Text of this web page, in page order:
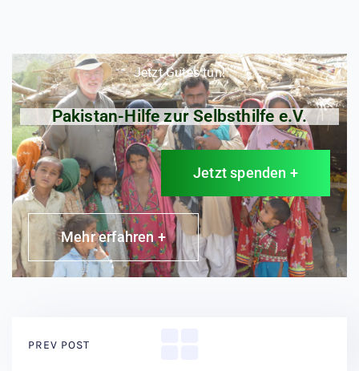
Jetzt Gutes tun!
Pakistan-Hilfe zur Selbsthilfe e.V.
Jetzt spenden +
Mehr erfahren +
PREV POST